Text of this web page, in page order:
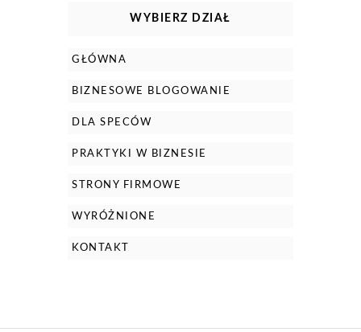
WYBIERZ DZIAŁ
GŁÓWNA
BIZNESOWE BLOGOWANIE
DLA SPECÓW
PRAKTYKI W BIZNESIE
STRONY FIRMOWE
WYRÓŻNIONE
KONTAKT